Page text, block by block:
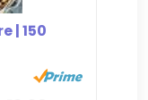
| 150